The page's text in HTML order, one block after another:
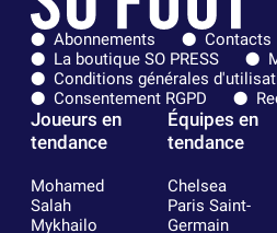
Abonnements
Contacts
La boutique SO PRESS
Conditions générales
Consentement RGPD
Joueurs en
tendance
Mohamed
Salah
Mykhailo
Équipes en
tendance
Chelsea
Paris Saint-
Germain